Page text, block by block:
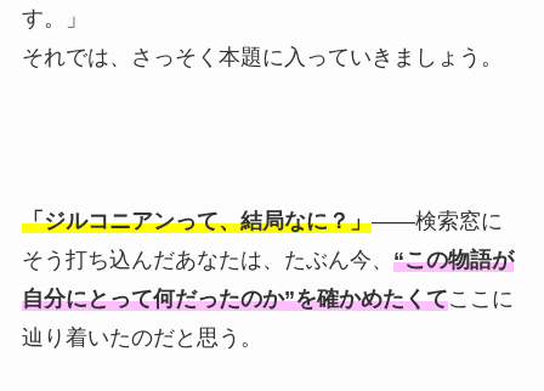
す。」
それでは、さっそく本題に入っていきましょう。
「ジルコニアンって、結局なに？」——検索窓に
そう打ち込んだあなたは、たぶん今、 “この物語が
自分にとって何だったのか”を確かめたくてここに
辿り着いたのだと思う。